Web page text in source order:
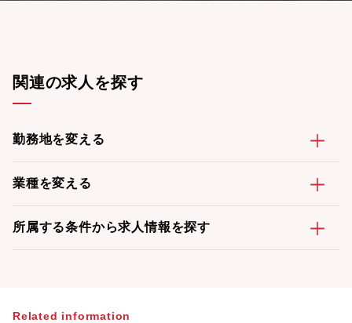
関連の求人を探す
勤務地を変える
業種を変える
所属する条件から求人情報を探す
Related information